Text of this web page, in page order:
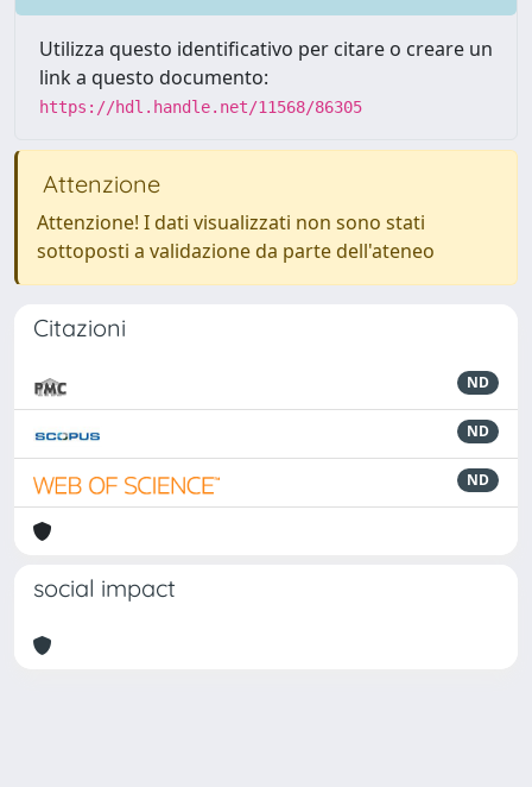
Utilizza questo identificativo per citare o creare un
link a questo documento:
https://hdl.handle.net/11568/86305
Attenzione
Attenzione! I dati visualizzati non sono stati
sottoposti a validazione da parte dell'ateneo
Citazioni
ND
ND
ND
social impact